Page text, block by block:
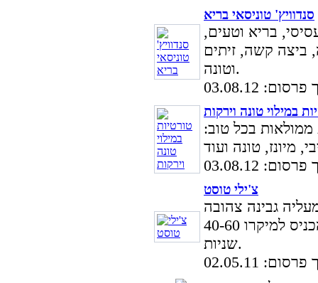
סנדוויץ' טוניסאי בריא
בריא וטעים,
ביצה קשה, זיתים
וטונה.
03.08.12
במילוי טונה וירקות
ממולאות בכל טוב:
03.08.12
צ'ילי טוסט
גבינה צהובה
ועל הגבינה לשים צ'ילי (חריף) ולהכניס למיקרו 40-60
שניות.
02.05.11